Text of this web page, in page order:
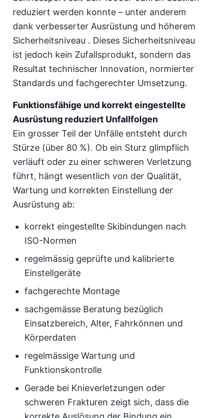
reduziert werden konnte – unter anderem
dank verbesserter Ausrüstung und höherem
Sicherheitsniveau . Dieses Sicherheitsniveau
ist jedoch kein Zufallsprodukt, sondern das
Resultat technischer Innovation, normierter
Standards und fachgerechter Umsetzung.
Funktionsfähige und korrekt eingestellte
Ausrüstung reduziert Unfallfolgen
Ein grosser Teil der Unfälle entsteht durch
Stürze (über 80 %). Ob ein Sturz glimpflich
verläuft oder zu einer schweren Verletzung
führt, hängt wesentlich von der Qualität,
Wartung und korrekten Einstellung der
Ausrüstung ab:
korrekt eingestellte Skibindungen nach
ISO-Normen
regelmässig geprüfte und kalibrierte
Einstellgeräte
fachgerechte Montage
sachgemässe Beratung bezüglich
Einsatzbereich, Alter, Fahrkönnen und
Körperdaten
regelmässige Wartung und
Funktionskontrolle
Gerade bei Knieverletzungen oder
schweren Frakturen zeigt sich, dass die